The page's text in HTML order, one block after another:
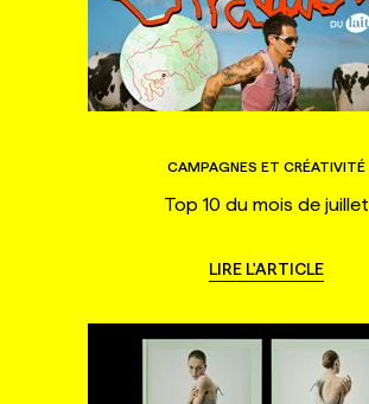
CAMPAGNES ET CRÉATIVITÉ
Top 10 du mois de juillet
LIRE L'ARTICLE